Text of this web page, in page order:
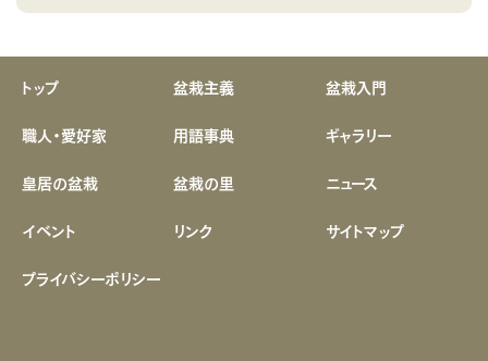
トップ 盆栽主義
盆栽入門
職人・愛好家
用語事典
ギャラリー
皇居の盆栽
盆栽の里
ニュース
イベント
リンク
サイトマップ
プライバシーポリシー